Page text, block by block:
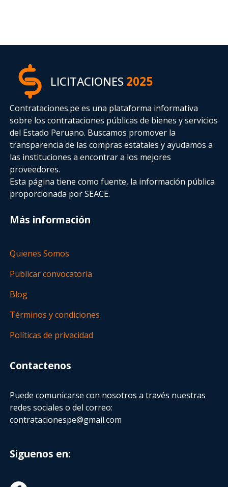
LICITACIONES2025
Contrataciones.pe es una plataforma informativa
sobre los contrataciones públicas de bienes y servicios
del Estado Peruano. Buscamos promover la
transparencia de las compras estatalesy ayudamos a
las instituciones a encontrar a los mejores
proveedores.
Esta página tiene como fuente, la información pública
proporcionada por SEACE.
Más información
Quienes Somos
Publicar convocatoria
Blog
Términos y condiciones
Políticas de privacidad
Contactenos
Puede comunicarse con nosotros a través nuestras
redes sociales o del correo:
contratacionespe@gmail.com
Siguenos en: